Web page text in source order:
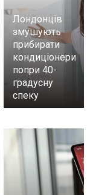
Лондонців
змушують
прибирати
кондиціонери
попри 40-
градусну
спеку